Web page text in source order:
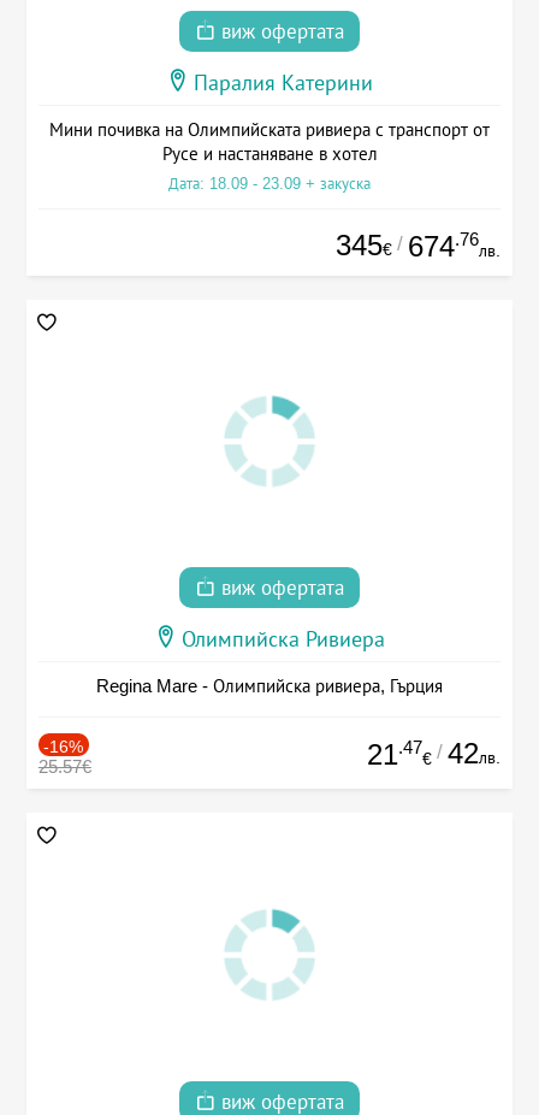
виж офертата
Паралия Катерини
Мини почивка на Олимпийската ривиера с транспорт от
Русе и настаняване в хотел
Дата: 18.09 - 23.09 + закуска
345€ / 674.76
лв.
виж офертата
Олимпийска Ривиера
Regina Mare - Олимпийска ривиера, Гърция
-16%
25.57€ 21.47
€ / 42лв.
виж офертата